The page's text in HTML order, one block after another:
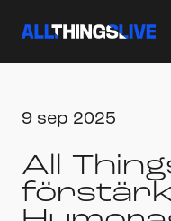
9 sep 2025
All